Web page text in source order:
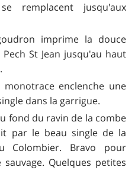
remplacent jusqu'aux
imprime la douce
St Jean jusqu'au haut
enclenche une
dans la garrigue.
fond du ravin de la combe
par le beau single de la
Colombier. Bravo pour
Quelques petites